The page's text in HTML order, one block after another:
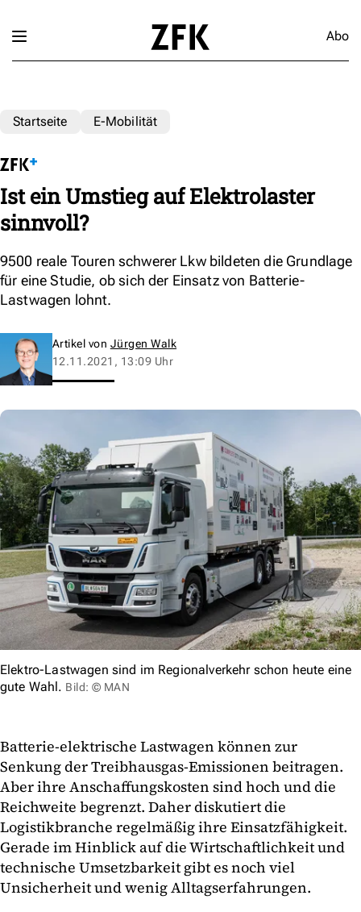
Abo
Startseite E-Mobilität
Ist ein Umstieg auf Elektrolaster
sinnvoll?
9500 reale Touren schwerer Lkw bildeten die Grundlage
für eine Studie, ob sich der Einsatz von Batterie-
Lastwagen lohnt.
Artikel von Jürgen Walk
12.11.2021, 13:09 Uhr
Elektro-Lastwagen sind im Regionalverkehr schon heute eine
gute Wahl. Bild: © MAN
Batterie-elektrische Lastwagen können zur
Senkung der Treibhausgas-Emissionen beitragen.
Aber ihre Anschaffungskosten sind hoch und die
Reichweite begrenzt. Daher diskutiert die
Logistikbranche regelmäßig ihre Einsatzfähigkeit.
Gerade im Hinblick auf die Wirtschaftlichkeit und
technische Umsetzbarkeit gibt es noch viel
Unsicherheit und wenig Alltagserfahrungen.